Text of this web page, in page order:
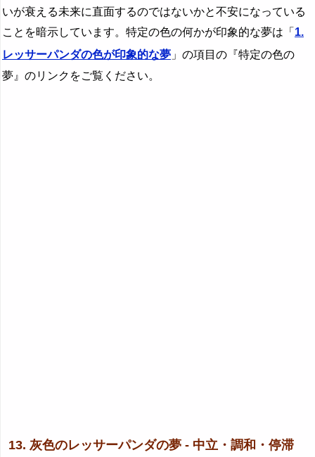
いが衰える未来に直面するのではないかと不安になっている
ことを暗示しています。特定の色の何かが印象的な夢は「 1.
レッサーパンダの色が印象的な夢 」の項目の『特定の色の
夢』のリンクをご覧ください。
13. 灰色のレッサーパンダの夢 - 中立・調和・停滞